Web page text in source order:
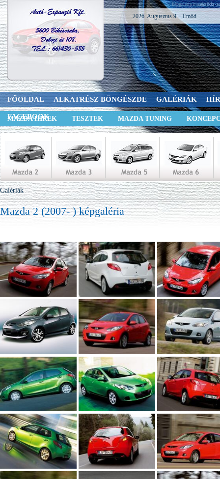
képgaléria mazda 2
2026. Augusztus 9. - Emőd
FŐOLDAL ALKATRÉSZ BÖNGÉSZDE GALÉRIÁK
FACEBOOK
MAZDA HÍREK TESZTEK MAZDA TUNING
Galériák
Mazda 2 (2007- ) képgaléria